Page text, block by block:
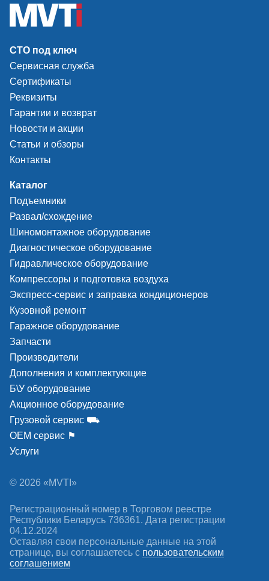
СТО под ключ
Сервисная служба
Сертификаты
Реквизиты
Гарантии и возврат
Новости и акции
Статьи и обзоры
Контакты
Каталог
Подъемники
Развал/схождение
Шиномонтажное оборудование
Диагностическое оборудование
Гидравлическое оборудование
Компрессоры и подготовка воздуха
Экспресс-сервис и заправка кондиционеров
Кузовной ремонт
Гаражное оборудование
Запчасти
Производители
Дополнения и комплектующие
Б\У оборудование
Акционное оборудование
Грузовой сервис ⛟
ОЕМ сервис ⚑
Услуги
© 2026 «MVTI»
Регистрационный номер в Торговом реестре
Республики Беларусь 736361. Дата регистрации
04.12.2024
Оставляя свои персональные данные на этой
странице, вы соглашаетесь c пользовательским
соглашением